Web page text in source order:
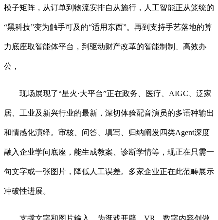
模子矩阵，从订单到物流安排自从施行，人工智能正从笼统的
“黑科技”变为触手可及的“适用东西”。再到支持手艺落地的算
力底座取智能体平台，到驱动财产改革的智能制制、高效办
公，
现场展现了“星火·大平台”正在政务、医疗、AIGC、泛家
居、工业及新兴行业的最新，深切体验配音演员的多语种输出
和情感化演绎。审核、问答、填写、归纳阐发四类Agent深度
融入企业学问底座，能生成教案、诊断学情等，现正在只需一
句文字或一张图片，降低人工误差。多家企业正在此范畴展示
冲破性进展。